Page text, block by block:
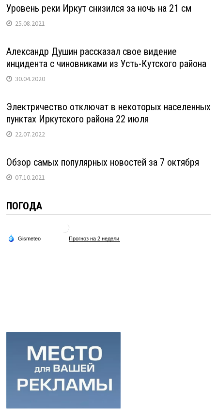
Уровень реки Иркут снизился за ночь на 21 см
25.08.2021
Александр Душин рассказал свое видение
инцидента с чиновниками из Усть-Кутского района
30.04.2020
Электричество отключат в некоторых населенных
пунктах Иркутского района 22 июля
22.07.2022
Обзор самых популярных новостей за 7 октября
07.10.2021
ПОГОДА